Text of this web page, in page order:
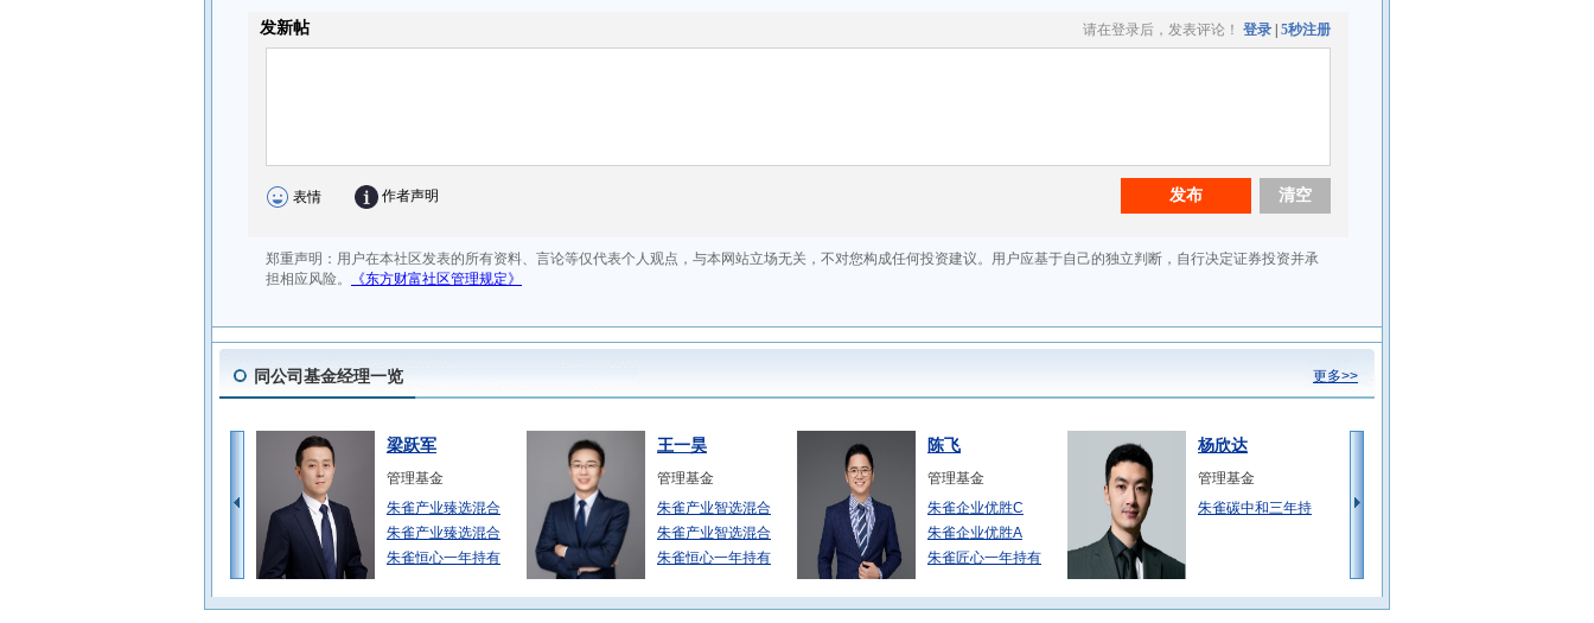
同公司基金经理一览 更多>>
梁跃军
管理基金
朱雀产业臻选混合
朱雀产业臻选混合
朱雀恒心一年持有
王一昊
管理基金
朱雀产业智选混合
朱雀产业智选混合
朱雀恒心一年持有
陈飞
管理基金
朱雀企业优胜C
朱雀企业优胜A
朱雀匠心一年持有
杨欣达
管理基金
朱雀碳中和三年持
佘金花 潘昱璇 许可